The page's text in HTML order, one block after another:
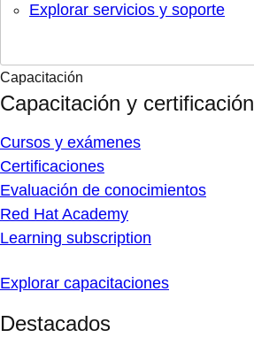
Explorar servicios y soporte
Capacitación
Capacitación y certificación
Cursos y exámenes
Certificaciones
Evaluación de conocimientos
Red Hat Academy
Learning subscription
Explorar capacitaciones
Destacados